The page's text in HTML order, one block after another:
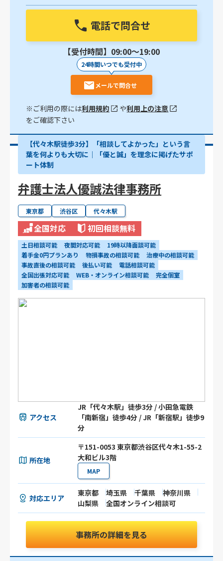
電話で問合せ
【受付時間】09:00〜19:00
24時間いつでも受付中
メールで問合せ
※ご利用の際には利用規約 や利用上の注意
をご確認下さい
【代々木駅徒歩3分】「相談してよかった」という言
葉を何よりも大切に｜「優と誠」を理念に掲げたサポ
ート体制
弁護士法人優誠法律事務所
東京都 渋谷区 代々木駅
全国対応 初回相談無料
土日相談可能 夜間対応可能
19時以降面談可能
着手金0円プランあり
物損事故の相談可能
治療中の相談可能
事故直後の相談可能
後払い可能
電話相談可能
全国出張対応可能
WEB・オンライン相談可能
完全個室
加害者の相談可能
アクセス
JR「代々木駅」徒歩3分 / 小田急電鉄
「南新宿」徒歩4分 / JR「新宿駅」徒歩9
分
所在地
〒151-0053 東京都渋谷区代々木1-55-2
大和ビル3階
MAP
対応エリア
東京都 埼玉県 千葉県
神奈川県
山梨県
全国オンライン相談可
事務所の詳細を見る